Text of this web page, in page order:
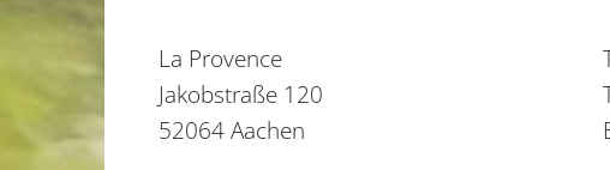
La Provence
Jakobstraße 120
52064 Aachen